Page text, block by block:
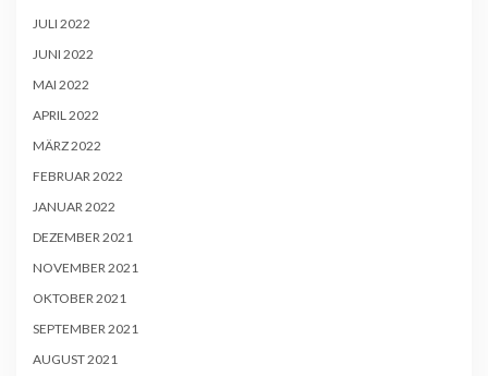
JULI 2022
JUNI 2022
MAI 2022
APRIL 2022
MÄRZ 2022
FEBRUAR 2022
JANUAR 2022
DEZEMBER 2021
NOVEMBER 2021
OKTOBER 2021
SEPTEMBER 2021
AUGUST 2021